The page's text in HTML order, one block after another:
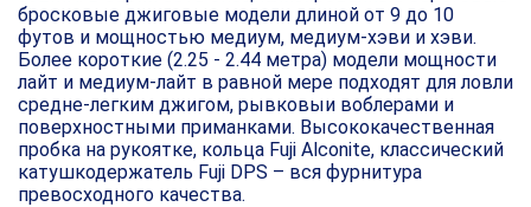
бросковые джиговые модели длиной от 9 до 10
футов и мощностью медиум, медиум-хэви и хэви.
Более короткие (2.25 - 2.44 метра) модели мощности
лайт и медиум-лайт в равной мере подходят для ловли
средне-легким джигом, рывковыи воблерами и
поверхностными приманками. Высококачественная
пробка на рукоятке, кольца Fuji Alconite, классический
катушкодержатель Fuji DPS – вся фурнитура
превосходного качества.